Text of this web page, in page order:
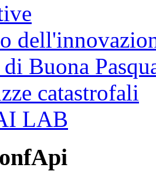
Buona
catastrofali
LAB